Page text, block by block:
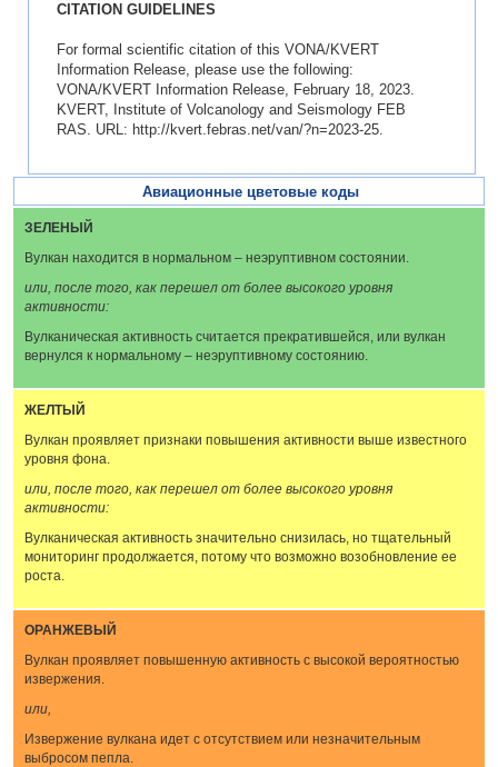
CITATION GUIDELINES
For formal scientific citation of this VONA/KVERT
Information Release, please use the following:
VONA/KVERT Information Release, February 18, 2023.
KVERT, Institute of Volcanology and Seismology FEB
RAS. URL: http://kvert.febras.net/van/?n=2023-25.
Авиационные цветовые коды
ЗЕЛЕНЫЙ
Вулкан находится в нормальном – неэруптивном состоянии.
или, после того, как перешел от более высокого уровня
активности:
Вулканическая активность считается прекратившейся, или вулкан
вернулся к нормальному – неэруптивному состоянию.
ЖЕЛТЫЙ
Вулкан проявляет признаки повышения активности выше известного
уровня фона.
или, после того, как перешел от более высокого уровня
активности:
Вулканическая активность значительно снизилась, но тщательный
мониторинг продолжается, потому что возможно возобновление ее
роста.
ОРАНЖЕВЫЙ
Вулкан проявляет повышенную активность с высокой вероятностью
извержения.
или,
Извержение вулкана идет с отсутствием или незначительным
выбросом пепла.